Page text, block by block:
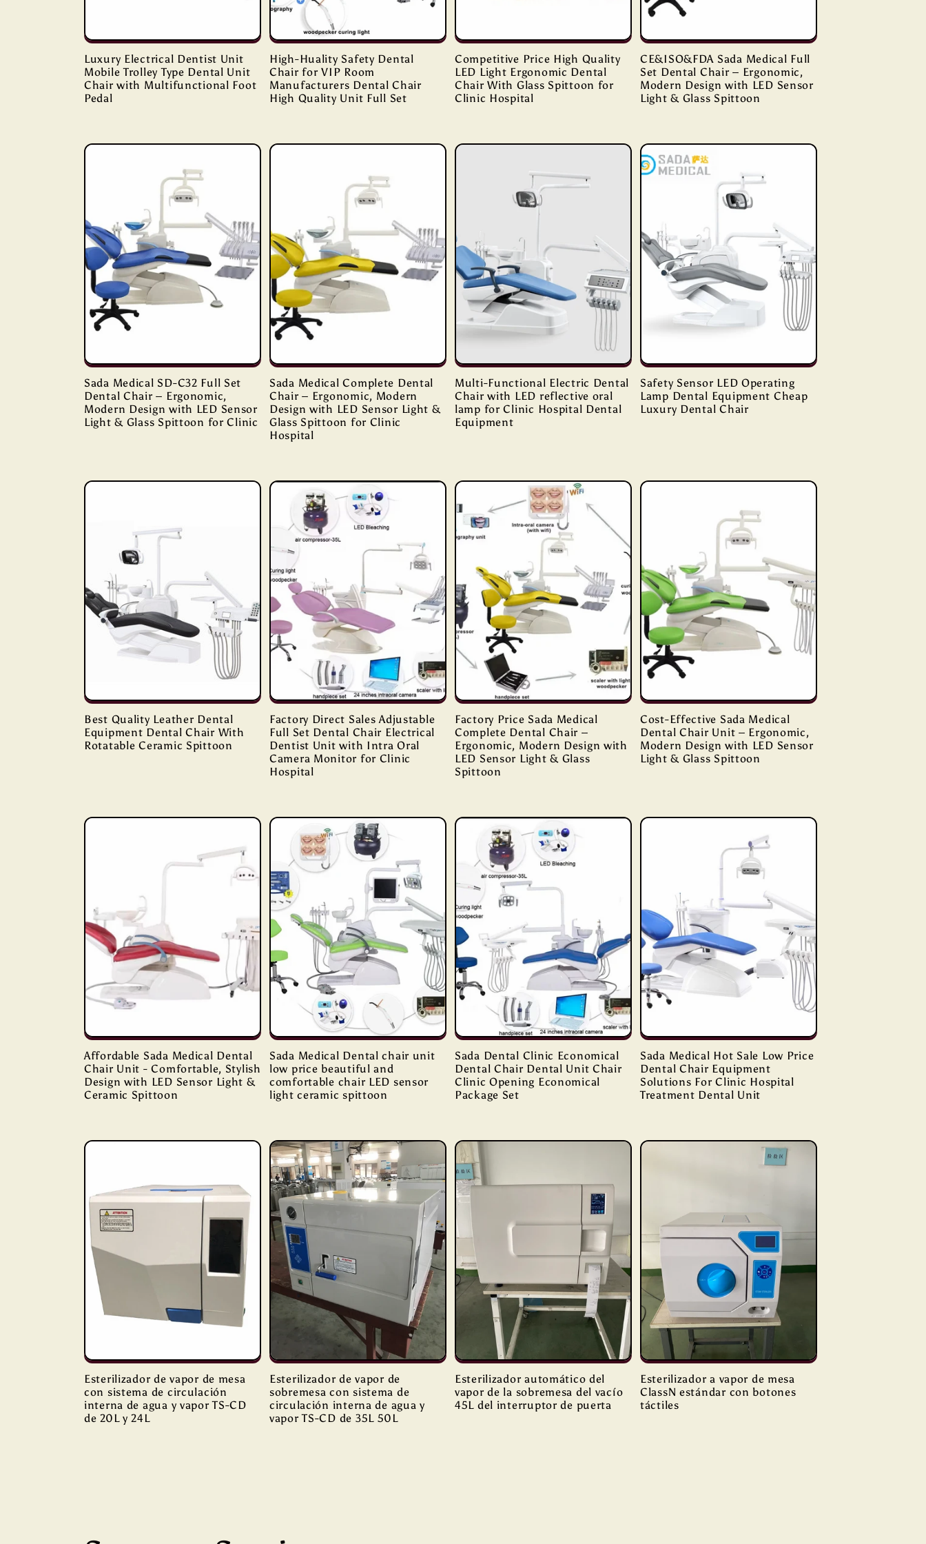
Luxury Electrical Dentist Unit
Mobile Trolley Type Dental Unit
Chair with Multifunctional Foot
Pedal
High-Huality Safety Dental
Chair for VIP Room
Manufacturers Dental Chair
High Quality Unit Full Set
Competitive Price High Quality
LED Light Ergonomic Dental
Chair With Glass Spittoon for
Clinic Hospital
CE&ISO&FDA Sada Medical Full
Set Dental Chair – Ergonomic,
Modern Design with LED Sensor
Light & Glass Spittoon
Sada Medical SD-C32 Full Set
Dental Chair – Ergonomic,
Modern Design with LED Sensor
Light & Glass Spittoon for Clinic
Sada Medical Complete Dental
Chair – Ergonomic, Modern
Design with LED Sensor Light &
Glass Spittoon for Clinic
Hospital
Multi-Functional Electric Dental
Chair with LED reflective oral
lamp for Clinic Hospital Dental
Equipment
Safety Sensor LED Operating
Lamp Dental Equipment Cheap
Luxury Dental Chair
Best Quality Leather Dental
Equipment Dental Chair With
Rotatable Ceramic Spittoon
Factory Direct Sales Adjustable
Full Set Dental Chair Electrical
Dentist Unit with Intra Oral
Camera Monitor for Clinic
Hospital
Factory Price Sada Medical
Complete Dental Chair –
Ergonomic, Modern Design with
LED Sensor Light & Glass
Spittoon
Cost-Effective Sada Medical
Dental Chair Unit – Ergonomic,
Modern Design with LED Sensor
Light & Glass Spittoon
Affordable Sada Medical Dental
Chair Unit - Comfortable, Stylish
Design with LED Sensor Light &
Ceramic Spittoon
Sada Medical Dental chair unit
low price beautiful and
comfortable chair LED sensor
light ceramic spittoon
Sada Dental Clinic Economical
Dental Chair Dental Unit Chair
Clinic Opening Economical
Package Set
Sada Medical Hot Sale Low Price
Dental Chair Equipment
Solutions For Clinic Hospital
Treatment Dental Unit
Esterilizador de vapor de mesa
con sistema de circulación
interna de agua y vapor TS-CD
de 20L y 24L
Esterilizador de vapor de
sobremesa con sistema de
circulación interna de agua y
vapor TS-CD de 35L 50L
Esterilizador automático del
vapor de la sobremesa del vacío
45L del interruptor de puerta
Esterilizador a vapor de mesa
ClassN estándar con botones
táctiles